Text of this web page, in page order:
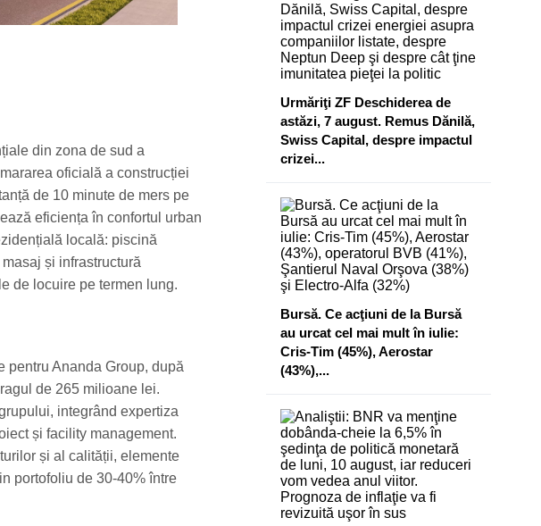
din zona de sud a
oficială a construcției
de 10 minute de mers pe
eficiența în confortul urban
locală: piscină
și infrastructură
de locuire pe termen lung.
pentru Ananda Group, după
de 265 milioane lei.
integrând expertiza
și facility management.
și al calității, elemente
portofoliu de 30-40% între
Urmăriţi ZF Deschiderea de
astăzi, 7 august. Remus Dănilă,
Swiss Capital, despre impactul
crizei...
Bursă. Ce acţiuni de la Bursă
au urcat cel mai mult în iulie:
Cris-Tim (45%), Aerostar
(43%),...